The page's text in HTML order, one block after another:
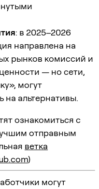
: в 2025–2026
направлена на
рынков комиссий и
— но сети,
могут
на альтернативы.
ознакомиться с
отправным
ветка
)
могут